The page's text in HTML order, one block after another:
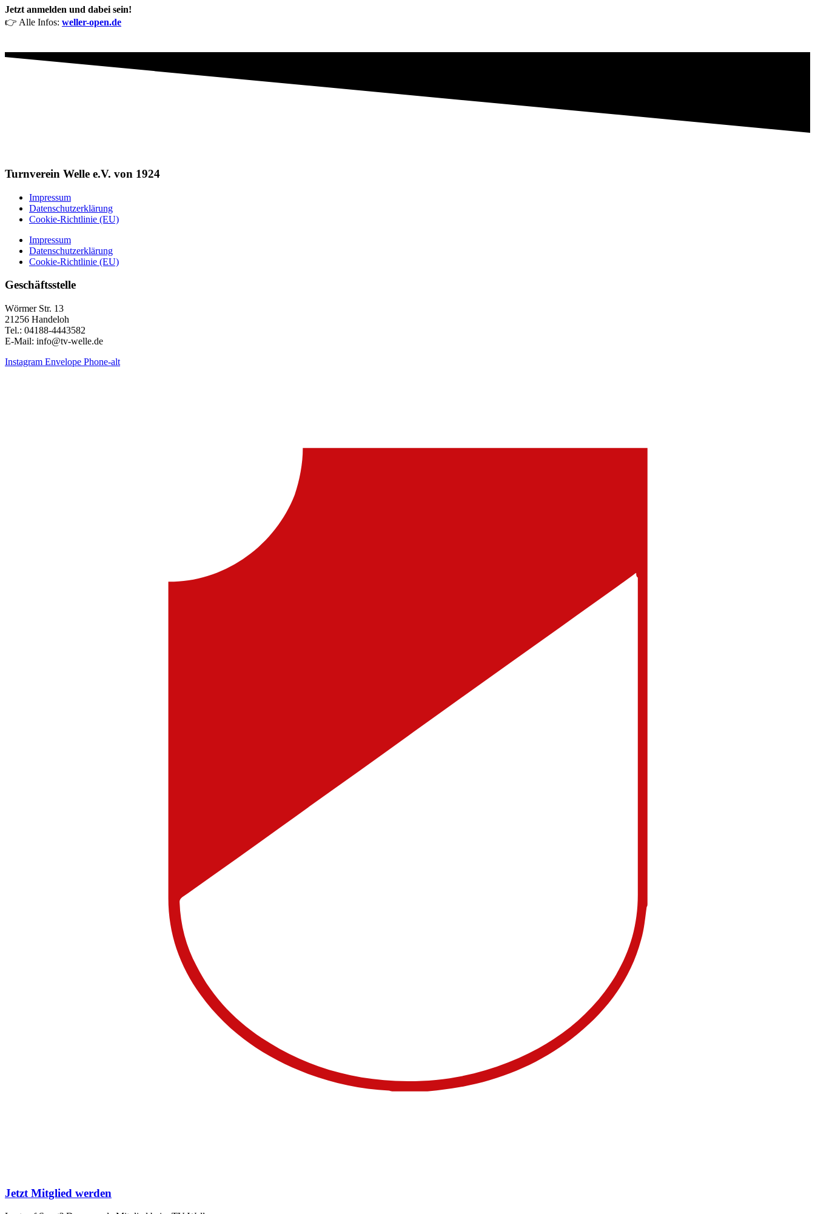
Jetzt anmelden und dabei sein!
👉 Alle Infos: weller-open.de
Turnverein Welle e.V. von 1924
Impressum
Datenschutzerklärung
Cookie-Richtlinie (EU)
Impressum
Datenschutzerklärung
Cookie-Richtlinie (EU)
Geschäftsstelle
Wörmer Str. 13
21256 Handeloh
Tel.: 04188-4443582
E-Mail: info@tv-welle.de
Instagram Envelope Phone-alt
Jetzt Mitglied werden